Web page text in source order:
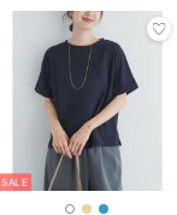
SALE